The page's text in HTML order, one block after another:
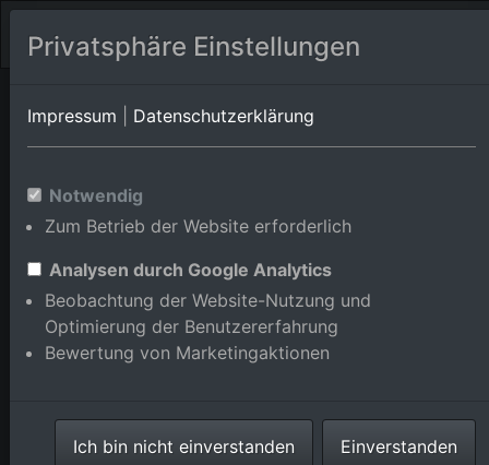
Rheinau/Honau Baden-Württemberg
Luftbildalbum von
Rheinau/Linx in Baden-
Württemberg, Deutschland
⇗ Benachbarte Orte
Privatsphäre Einstellungen
Impressum Datenschutzerklärung
Notwendig
Zum Betrieb der Website erforderlich
Analysen durch Google Analytics
Beobachtung der Website-Nutzung und
Optimierung der Benutzererfahrung
Bewertung von Marketingaktionen
Ich bin nicht einverstanden Einverstanden